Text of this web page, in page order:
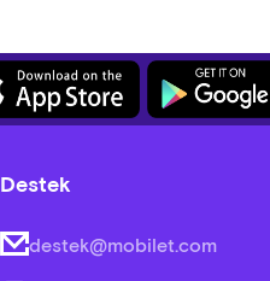
Destek
destek@mobilet.com